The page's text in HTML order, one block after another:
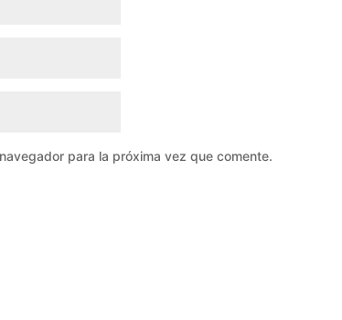
para la próxima vez que comente.